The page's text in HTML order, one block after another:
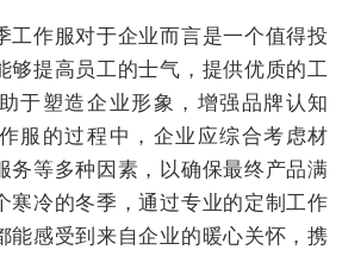
工作服对于企业而言是一个值得投
够提高员工的士气，提供优质的工
于塑造企业形象，增强品牌认知
服的过程中，企业应综合考虑材
务等多种因素，以确保最终产品满
寒冷的冬季，通过专业的定制工作
能感受到来自企业的暖心关怀，携